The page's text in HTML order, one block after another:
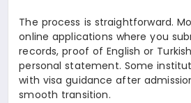
The process is straightforward.
online applications where you
records, proof of English or
personal statement. Some
with visa guidance after
smooth transition.